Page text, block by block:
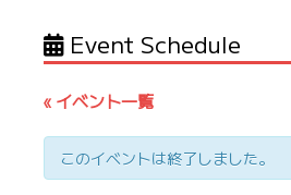
Event Schedule
« イベント一覧
このイベントは終了しました。